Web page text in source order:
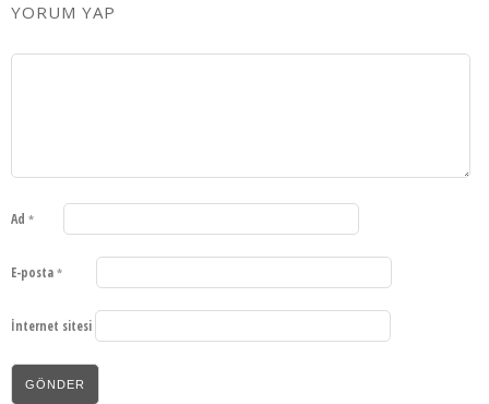
YORUM YAP
Ad *
E-posta *
İnternet sitesi